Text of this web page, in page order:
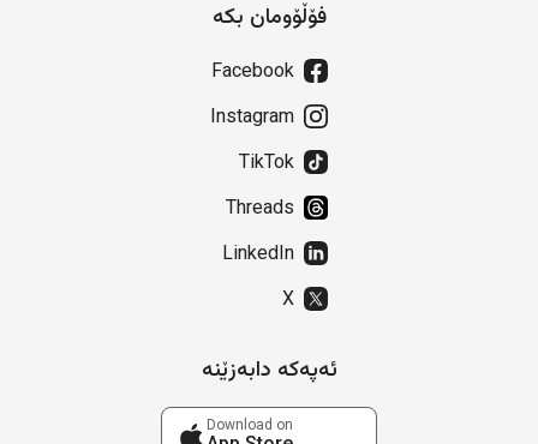
فۆڵۆومان بکە
Facebook
Instagram
TikTok
Threads
LinkedIn
X
ئەپەکە دابەزێنە
Download on